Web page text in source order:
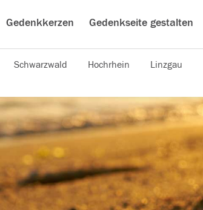
Gedenkkerzen Gedenkseite gestalten
Schwarzwald Hochrhein Linzgau